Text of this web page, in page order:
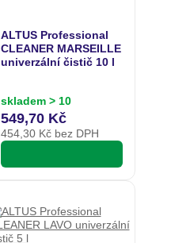
ALTUS Professional
CLEANER MARSEILLE
univerzální čistič 10 l
skladem > 10
549,70 Kč
454,30Kč bez DPH